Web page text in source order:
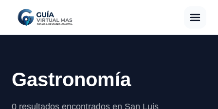
Gastronomía
0 resultados encontrados en San Luis